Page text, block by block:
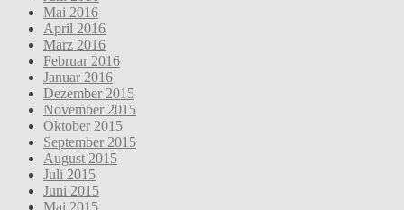
Mai 2016
April 2016
März 2016
Februar 2016
Januar 2016
Dezember 2015
November 2015
Oktober 2015
September 2015
August 2015
Juli 2015
Juni 2015
Mai 2015